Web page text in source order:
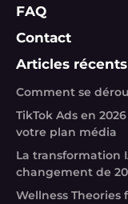
FAQ
Contact
Articles récents
Comment se
TikTok Ads en
votre plan média
La transformation
changement de
Wellness Theories